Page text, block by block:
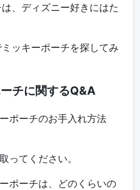
、ディズニー好きにはた
ッキーポーチを探してみ
チに関するQ&A
ポーチのお手入れ方法
ってください。
ポーチは、どのくらいの